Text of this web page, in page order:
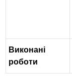
Виконані
роботи